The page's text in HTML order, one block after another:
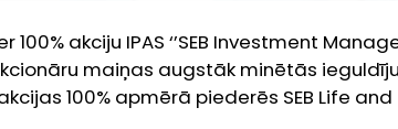
akciju IPAS ‘’SEB Investment
maiņas augstāk minētās
100% apmērā piederēs SEB Life and